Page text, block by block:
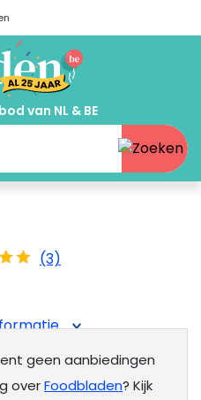
van NL & BE
(3)
geen aanbiedingen
overFoodbladen? Kijk